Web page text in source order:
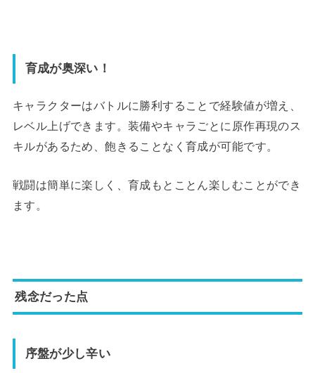
育成が奥深い！
キャラクターはバトルに勝利することで経験値が増え、
レベル上げできます。装備やキャラごとに原作再現のス
キルがあるため、飽きることなく育成が可能です。
戦闘は簡単に楽しく、育成もとことん楽しむことができ
ます 。
残念だった点
序盤が少し辛い